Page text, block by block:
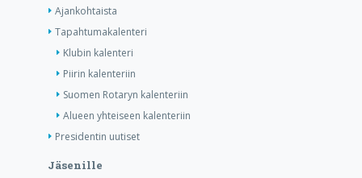
Ajankohtaista
Tapahtumakalenteri
Klubin kalenteri
Piirin kalenteriin
Suomen Rotaryn kalenteriin
Alueen yhteiseen kalenteriin
Presidentin uutiset
Jäsenille